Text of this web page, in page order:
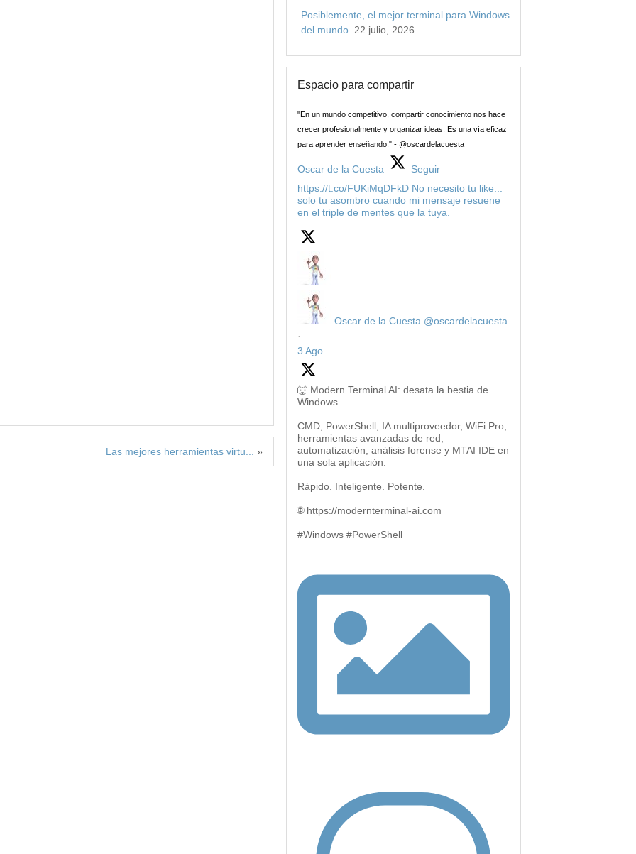
Las mejores herramientas virtu... »
Posiblemente, el mejor terminal para Windows
del mundo. 22 julio, 2026
Espacio para compartir
"En un mundo competitivo, compartir conocimiento nos hace
crecer profesionalmente y organizar ideas. Es una vía eficaz
para aprender enseñando." - @oscardelacuesta
Oscar de la Cuesta
Seguir
https://t.co/FUKiMqDFkD No necesito tu like...
solo tu asombro cuando mi mensaje resuene
en el triple de mentes que la tuya.
Oscar de la Cuesta @oscardelacuesta
·
3 Ago
🐺 Modern Terminal AI: desata la bestia de
Windows.
CMD, PowerShell, IA multiproveedor, WiFi Pro,
herramientas avanzadas de red,
automatización, análisis forense y MTAI IDE en
una sola aplicación.
Rápido. Inteligente. Potente.
🌐 https://modernterminal-ai.com
#Windows #PowerShell